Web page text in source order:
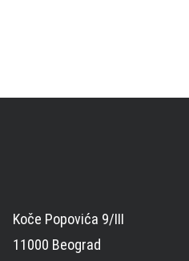
Koče Popovića 9/III
11000 Beograd